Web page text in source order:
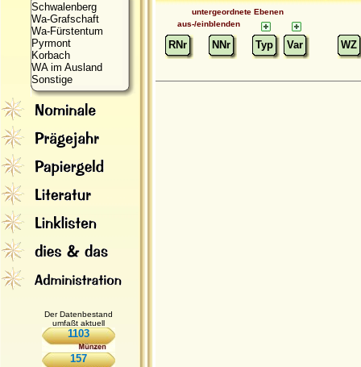
Schwalenberg
Wa-Grafschaft
Wa-Fürstentum
Pyrmont
Korbach
WA im Ausland
Sonstige
Der Datenbestand
umfaßt aktuell
1103
157
untergeordnete Ebenen
aus-/einblenden
RNr NNr Typ Var WZ